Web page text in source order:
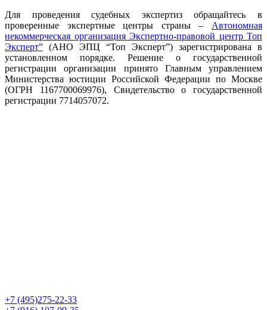
Для проведения судебных экспертиз обращайтесь в
проверенные экспертные центры страны – Автономная
некоммерческая организация Экспертно-правовой центр Топ
Эксперт” (АНО ЭПЦ “Топ Эксперт”) зарегистрирована в
установленном порядке. Решение о государственной
регистрации организации принято Главным управлением
Министерства юстиции Российской Федерации по Москве
(ОГРН 1167700069976), Свидетельство о государственной
регистрации 7714057072.
+7 (495)275-22-33